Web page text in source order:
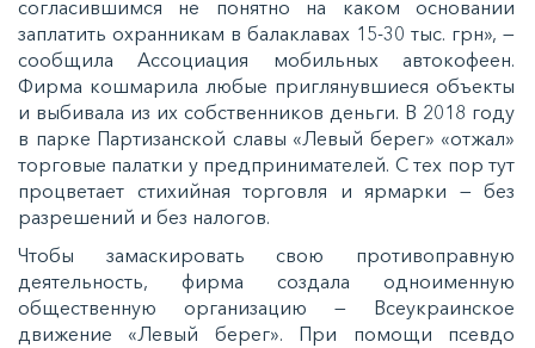
согласившимся не понятно на каком основании
заплатить охранникам в балаклавах 15-30 тыс. грн», —
сообщила Ассоциация мобильных автокофеен.
Фирма кошмарила любые приглянувшиеся объекты
и выбивала из их собственников деньги. В 2018 году
в парке Партизанской славы «Левый берег» «отжал»
торговые палатки у предпринимателей. С тех пор тут
процветает стихийная торговля и ярмарки — без
разрешений и без налогов.
Чтобы замаскировать свою противоправную
деятельность, фирма создала одноименную
общественную организацию — Всеукраинское
движение «Левый берег». При помощи псевдо